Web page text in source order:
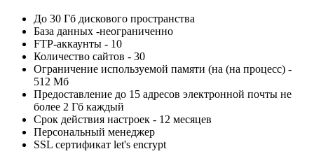
До 30 Гб дискового пространства
База данных -неограниченно
FTP-аккаунты - 10
Количество сайтов - 30
Ограничение используемой памяти (на (на процесс) -
512 Мб
Предоставление до 15 адресов электронной почты не
более 2 Гб каждый
Срок действия настроек - 12 месяцев
Персональный менеджер
SSL сертификат let's encrypt